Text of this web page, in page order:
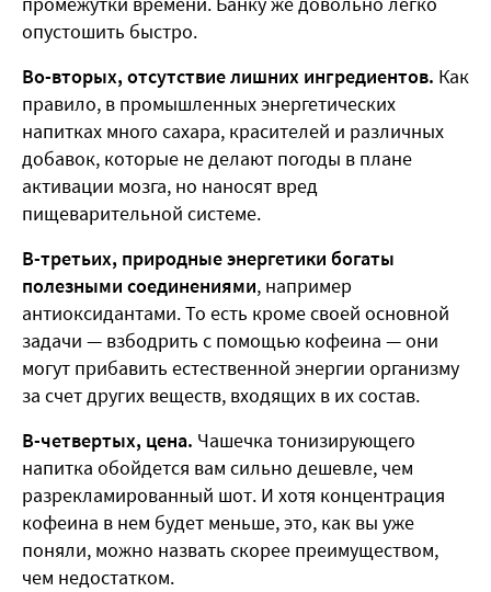
опустошить быстро.
Во-вторых, отсутствие лишних ингредиентов. Как
правило, в промышленных энергетических
напитках много сахара, красителей и различных
добавок, которые не делают погоды в плане
активации мозга, но наносят вред
пищеварительной системе.
В-третьих, природные энергетики богаты
полезными соединениями, например
антиоксидантами. То есть кроме своей основной
задачи — взбодрить с помощью кофеина — они
могут прибавить естественной энергии организму
за счет других веществ, входящих в их состав.
В-четвертых, цена. Чашечка тонизирующего
напитка обойдется вам сильно дешевле, чем
разрекламированный шот. И хотя концентрация
кофеина в нем будет меньше, это, как вы уже
поняли, можно назвать скорее преимуществом,
чем недостатком.